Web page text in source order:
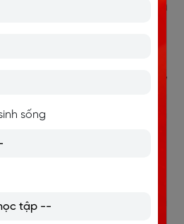
chương trình truyền
vị và hiệu quả để luyện nghe
làm, đặc biệt khi bạn sử dụng
bật phụ đề tiếng Việt và tiếng
dõi nội dung, đồng thời hỗ
các từ vựng mới hoặc cấu
cách người bản xứ phát âm và
sống